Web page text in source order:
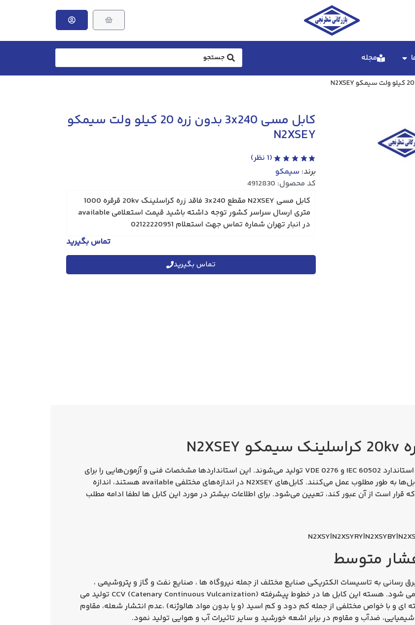
مجله
کابل مسی 3x240 بدون زره 20 کیلو ولت سیمکو
N2XSEY
(
1 نظر)
برند: سیمکو
کد محصول: 4912830
کابل مسی N2XSEY مقطع 3x240 فاقد زره کراسلینک 20kv قرقره 1000
متری ارسال سراسر کشور توجه داشته باشید قیمت استعلامی available
در انبار تهران شماره تماس جهت استعلام 02122220951
تماس بگیرید
تماس بگیرید
کابل‌ مسی 240*3 بدون زره N2XSEY عموماً بر اساس استاندارد IEC 60502 و VDE 0276 تولید می‌شوند. این استانداردها مشخصات فنی و آزمون‌هایی را برای
کابل‌ها تعیین می‌کنند تا اطمینان حاصل شود که کابل‌ها به طور مطلوب عمل می‌کنند. کابل‌های N2XSEY در اندازه‌های مختلفی available هستند، اندازه
است از آن عبور کند، تعیین می‌شود. برای اطلاعات بیشتر در مورد این کابل ها لطفا ادامه مطلب
رسانی به تاسیسات الکتریکی صنایع مختلف از جمله نیروگاه ها ، صنایع نفت و گاز و پتروشیمی ،
فولاد سازی با سطح ولتاژ 30 یا 33 کیلوولت استفاده می شود. هسته این کابل ها در خطوط پیشرفته CCV (Catenary Continuous Vulcanization) تولید می
ای و با خواص مختلفی از جمله كم دود و کم اسید (و یا بدون مواد هالوژنه) ،عدم انتشار شعله، مقاوم
شیمیایی، ضدآب و مقاوم در برابر اشعه خورشید و سایر تاثیرات آب و هوایی تولید نمود.